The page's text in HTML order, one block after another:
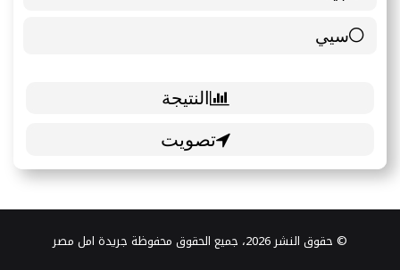
سيي
1 ( 14.29 % )
© حقوق النشر 2026، جميع الحقوق محفوظة جريدة امل مصر